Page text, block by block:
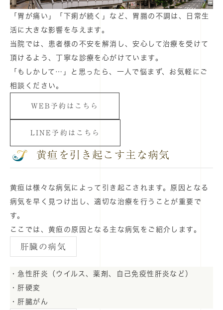
「胃が痛い」「下痢が続く」など、胃腸の不調は、日常生
活に大きな影響を与えます。
当院では、患者様の不安を解消し、安心して治療を受けて
頂けるよう、丁寧な診療を心がけています。
「もしかして…」と思ったら、一人で悩まず、お気軽にご
相談ください。
WEB予約はこちら
LINE予約はこちら
黄疸を引き起こす主な病気
黄疸は様々な病気によって引き起こされます。原因となる
病気を早く見つけ出し、適切な治療を行うことが重要で
す。
ここでは、黄疸の原因となる主な病気をご紹介します。
肝臓の病気
・急性肝炎（ウイルス、薬剤、自己免疫性肝炎など）
・肝硬変
・肝臓がん